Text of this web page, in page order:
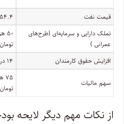
قیمت نفت ۵۴.۴
تملک دارایی‌ و سرمایه‌ای (طرح‌های
عمرانی )
تومان
افزایش حقوق کارمندان
۱۴ درصد
سهم مالیات
تومان